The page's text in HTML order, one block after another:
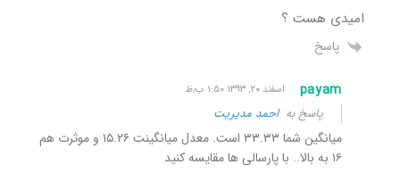
امیدی هست ؟
پاسخ
payam اسفند ۲۰, ۱۳۹۳ ۱:۵۰ ب٫ظ
پاسخ بهاحمد مدیریت
میانگین شما ۳۳.۳۳ است. معدل میانگینت ۱۵.۲۶ و موثرت هم
۱۶ به بالا.. با پارسالی ها مقایسه کنید